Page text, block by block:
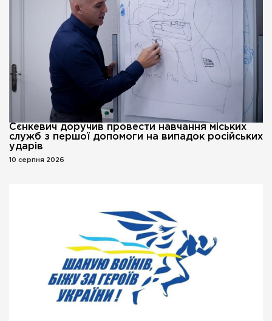
Сєнкевич доручив провести навчання міських
служб з першої допомоги на випадок російських
ударів
10 серпня 2026